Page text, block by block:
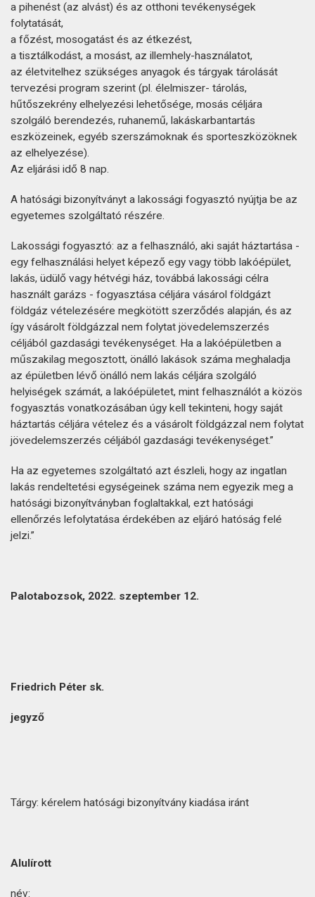
a pihenést (az alvást) és az otthoni tevékenységek
folytatását,
a főzést, mosogatást és az étkezést,
a tisztálkodást, a mosást, az illemhely-használatot,
az életvitelhez szükséges anyagok és tárgyak tárolását
tervezési program szerint (pl. élelmiszer- tárolás,
hűtőszekrény elhelyezési lehetősége, mosás céljára
szolgáló berendezés, ruhanemű, lakáskarbantartás
eszközeinek, egyéb szerszámoknak és sporteszközöknek
az elhelyezése).
Az eljárási idő 8 nap.
A hatósági bizonyítványt a lakossági fogyasztó nyújtja be az
egyetemes szolgáltató részére.
Lakossági fogyasztó: az a felhasználó, aki saját háztartása -
egy felhasználási helyet képező egy vagy több lakóépület,
lakás, üdülő vagy hétvégi ház, továbbá lakossági célra
használt garázs - fogyasztása céljára vásárol földgázt
földgáz vételezésére megkötött szerződés alapján, és az
így vásárolt földgázzal nem folytat jövedelemszerzés
céljából gazdasági tevékenységet. Ha a lakóépületben a
műszakilag megosztott, önálló lakások száma meghaladja
az épületben lévő önálló nem lakás céljára szolgáló
helyiségek számát, a lakóépületet, mint felhasználót a közös
fogyasztás vonatkozásában úgy kell tekinteni, hogy saját
háztartás céljára vételez és a vásárolt földgázzal nem folytat
jövedelemszerzés céljából gazdasági tevékenységet.”
Ha az egyetemes szolgáltató azt észleli, hogy az ingatlan
lakás rendeltetési egységeinek száma nem egyezik meg a
hatósági bizonyítványban foglaltakkal, ezt hatósági
ellenőrzés lefolytatása érdekében az eljáró hatóság felé
jelzi.”
Palotabozsok, 2022. szeptember 12.
Friedrich Péter sk.
jegyző
Tárgy: kérelem hatósági bizonyítvány kiadása iránt
Alulírott
név: